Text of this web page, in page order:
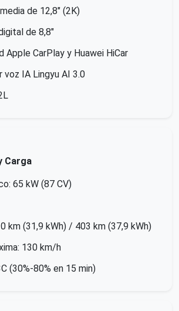
de 12,8" (2K)
de 8,8"
Apple CarPlay y Huawei HiCar
voz IA Lingyu AI 3.0
Carga
65 kW (87 CV)
km (31,9 kWh) / 403 km (37,9 kWh)
130 km/h
(30%-80% en 15 min)